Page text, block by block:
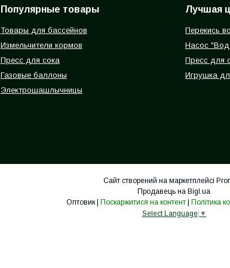
Популярные товары
Товары для бассейнов
Измельчители кормов
Пресс для сока
Газовые баллоны
Электрошашлычницы
Лучшая
Перекись
Насос
Пресс для
Игрушка
Сайт створений на маркетплейсі
Продавець на Bigl.ua
Оптовик | Поскаржитися на контент | Політика
Select Language ▼